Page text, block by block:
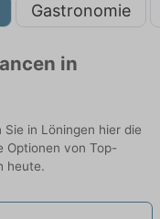
Gastronomie
in
in Löningen hier die
Optionen von Top-
heute.